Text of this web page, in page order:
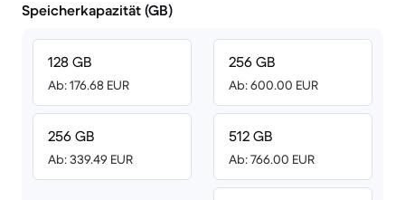
Speicherkapazität (GB)
128 GB
Ab: 176.68 EUR
256 GB
Ab: 339.49 EUR
256 GB
Ab: 600.00 EUR
512 GB
Ab: 766.00 EUR